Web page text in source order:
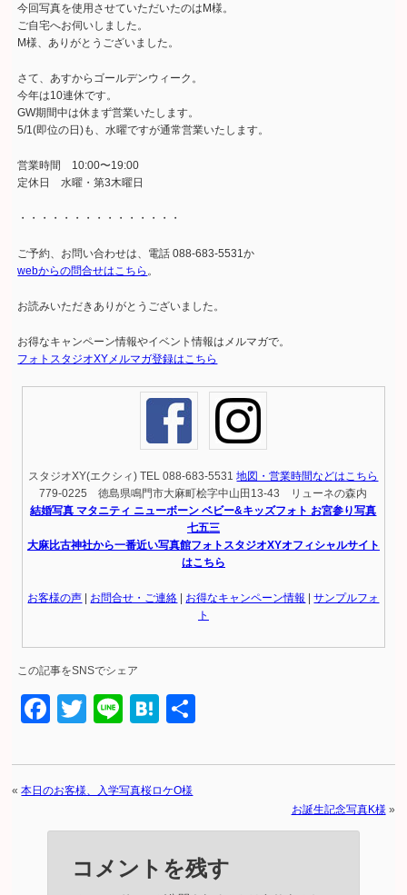
今回写真を使用させていただいたのはM様。
ご自宅へお伺いしました。
M様、ありがとうございました。
さて、あすからゴールデンウィーク。
今年は10連休です。
GW期間中は休まず営業いたします。
5/1(即位の日)も、水曜ですが通常営業いたします。
営業時間 10:00〜19:00
定休日 水曜・第3木曜日
・・・・・・・・・・・・・・・
ご予約、お問い合わせは、電話 088-683-5531か
webからの問合せはこちら 。
お読みいただきありがとうございました。
お得なキャンペーン情報やイベント情報はメルマガで。
フォトスタジオXYメルマガ登録はこちら
スタジオXY(エクシィ) TEL 088-683-5531地図・営業時間などはこちら
779-0225 徳島県鳴門市大麻町桧字中山田13-43 リューネの森内
結婚写真 マタニティ ニューボーン ベビー&キッズフォト お宮参り写真
七五三
大麻比古神社から一番近い写真館フォトスタジオXYオフィシャルサイト
はこちら
お客様の声 | お問合せ・ご連絡 | お得なキャンペーン情報 |サンプルフォ
ト
この記事をSNSでシェア
Facebook
Twitter
LineHatena
«本日のお客様、入学写真桜ロケO様
お誕生記念写真K様»
コメントを残す